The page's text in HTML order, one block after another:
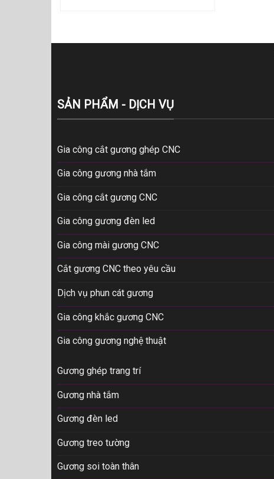
SẢN PHẨM - DỊCH VỤ
Gia công cắt gương ghép CNC
Gia công gương nhà tắm
Gia công cắt gương CNC
Gia công gương đèn led
Gia công mài gương CNC
Cắt gương CNC theo yêu cầu
Dịch vụ phun cát gương
Gia công khắc gương CNC
Gia công gương nghệ thuật
Gương ghép trang trí
Gương nhà tắm
Gương đèn led
Gương treo tường
Gương soi toàn thân